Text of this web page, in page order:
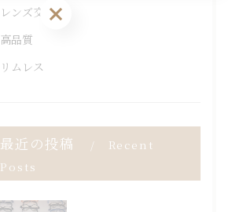
レンズ交換
高品質
リムレス
最近の投稿
Recent
Posts
お問い合わせはこちら